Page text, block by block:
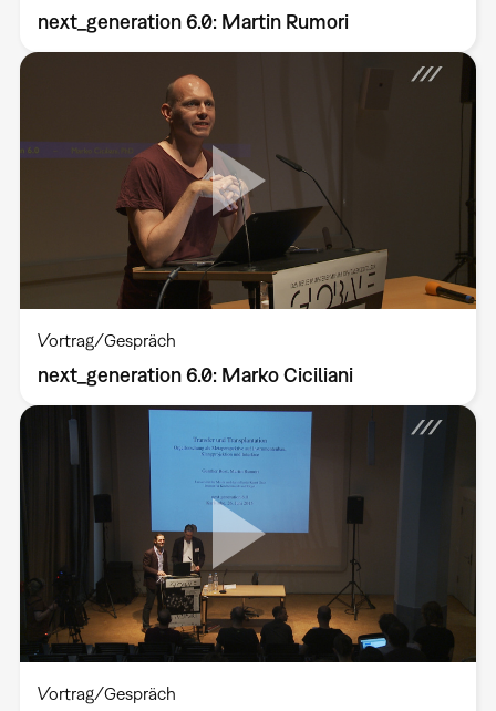
next_generation 6.0: Martin Rumori
Vortrag/Gespräch
next_generation 6.0: Marko Ciciliani
Vortrag/Gespräch